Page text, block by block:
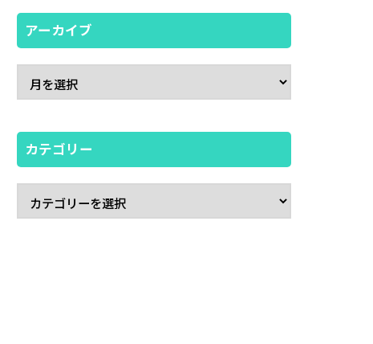
アーカイブ
カテゴリー